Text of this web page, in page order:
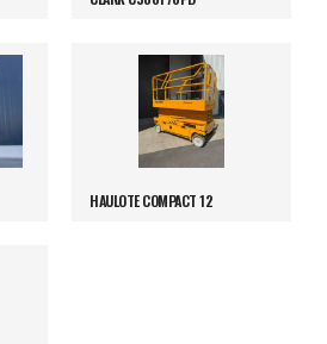
HAULOTE COMPACT 12